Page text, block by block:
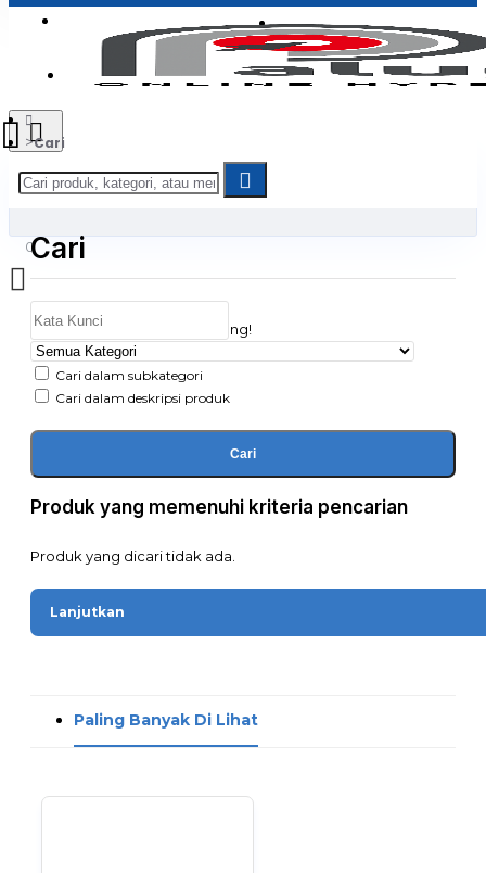
Jadi Penjual
0
Daftar belanja Anda kosong!
Cari
Cari
Cari dalam subkategori
Cari dalam deskripsi produk
Cari
Produk yang memenuhi kriteria pencarian
Produk yang dicari tidak ada.
Lanjutkan
Paling Banyak Di Lihat